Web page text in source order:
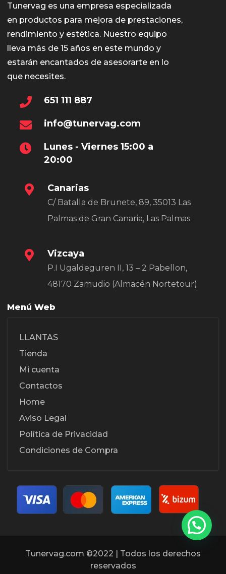
Tunervag es una empresa especializada
en productos para mejora de prestaciones,
rendimiento y estética. Nuestro equipo
lleva más de 15 años en este mundo y
estarán encantados de asesorarte en lo
que necesites.
651 111 887
info@tunervag.com
Lunes - Viernes 15:00 a
20:00
Canarias
C/ Batalla de Brunete, 89, 35013 Las
Palmas de Gran Canaria, Las Palmas
Vizcaya
P.I Ugaldeguren II, 13 – 2 Pabellon,
48170 Zamudio (Almacén Nortetour)
Menú Web
LLANTAS
Tienda
Mi cuenta
Contactos
Home
Aviso Legal
Política de Privacidad
Condiciones de Compra
Tunervag.com ©2022 | Todos los derechos
reservados